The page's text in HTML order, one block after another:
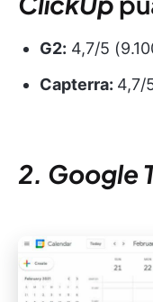
G2: 4,7/5
Capterra: 4,7/
2. Google